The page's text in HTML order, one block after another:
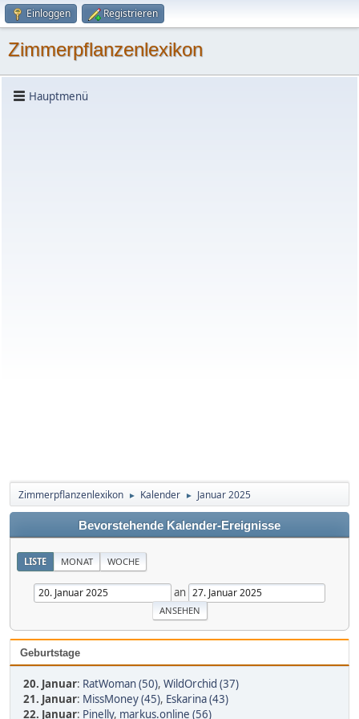
Einloggen Registrieren
Zimmerpflanzenlexikon
Hauptmenü
Zimmerpflanzenlexikon ► Kalender ► Januar 2025
Bevorstehende Kalender-Ereignisse
LISTE MONAT WOCHE
an
Geburtstage
20. Januar: RatWoman (50), WildOrchid (37)
21. Januar: MissMoney (45), Eskarina (43)
22. Januar: Pinelly, markus.online (56)